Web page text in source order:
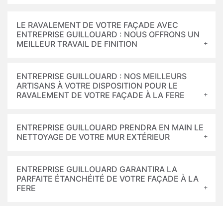
LE RAVALEMENT DE VOTRE FAÇADE AVEC
ENTREPRISE GUILLOUARD : NOUS OFFRONS UN
MEILLEUR TRAVAIL DE FINITION
ENTREPRISE GUILLOUARD : NOS MEILLEURS
ARTISANS À VOTRE DISPOSITION POUR LE
RAVALEMENT DE VOTRE FAÇADE À LA FERE
ENTREPRISE GUILLOUARD PRENDRA EN MAIN LE
NETTOYAGE DE VOTRE MUR EXTÉRIEUR
ENTREPRISE GUILLOUARD GARANTIRA LA
PARFAITE ÉTANCHÉITÉ DE VOTRE FAÇADE À LA
FERE